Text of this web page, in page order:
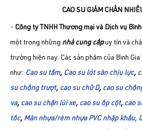
CAO SU GIẢM CHẤN
- Công ty TNHH Thương mại và Dịch vụ Bình
một trong những nhà cung cấpuy tín và
trường hiện nay. Các sản phẩm của Bình
như: Cao su tấm, Cao su lót sàn chịu lực,
su chống trượt, cao su chữ D, cao su
va, cao su chặn lùi xe, cao su ốp cột, cao
tốc, Màn nhựa/rèm nhựa PVC nhập khẩu,